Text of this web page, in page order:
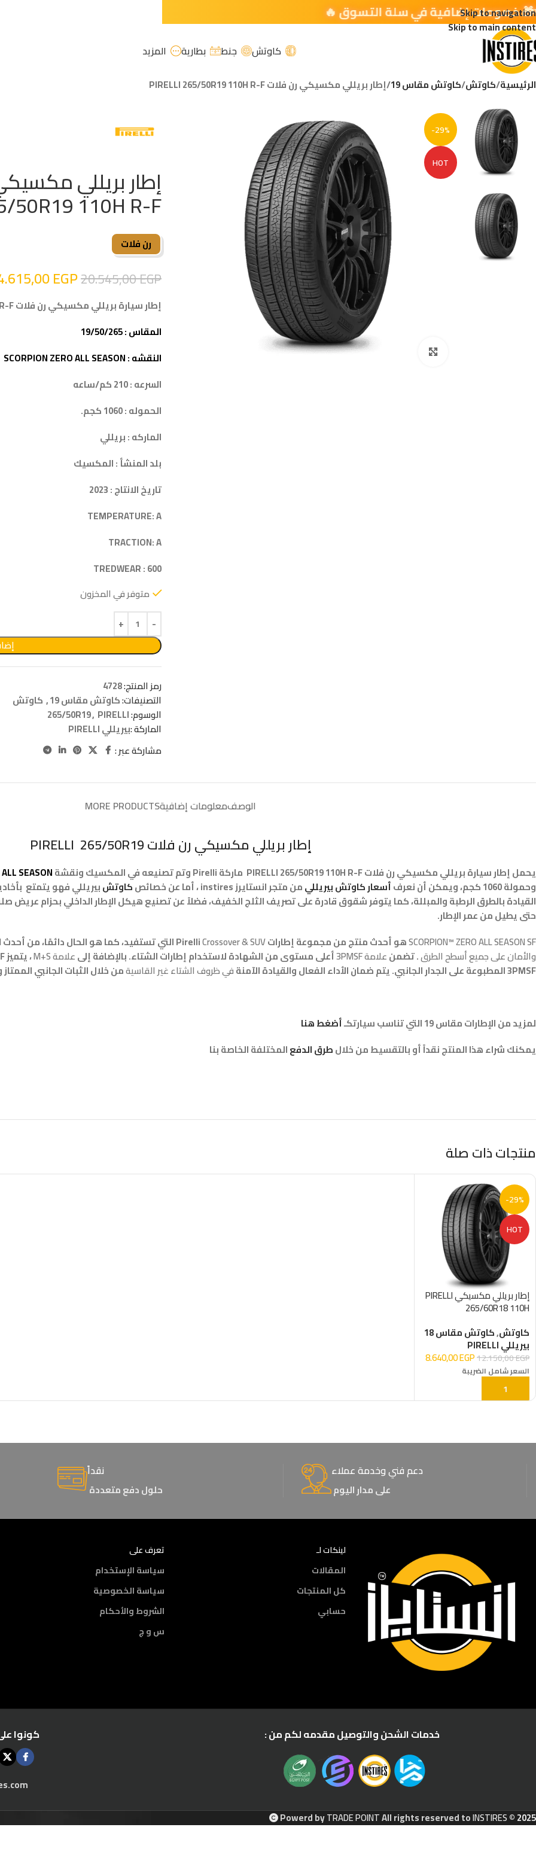
Skip to navigation
Skip to main content
كاوتش جنط بطارية المزيد
الرئيسية كاوتش كاوتش مقاس 19 إطار بريللي مكسيكي رن فلات PIRELLI 265/50R19 110H R-F
-29%
HOT
50R19 110H R-F
رن فلات
20.545,00EGP
EGP
إطار سيارة بريللي مكسيكي رن فلات PIRELLI 265/50R19 110H R-F
المقاس : 19/50/265
النقشه : SCORPION ZERO ALL SEASON
السرعه : 210 كم/ساعه
الحموله : 1060 كجم.
الماركه : بريللي
بلد المنشأ : المكسيك
تاريخ الانتاج : 2023
TEMPERATURE: A
TRACTION: A
TREDWEAR : 600
متوفر في المخزون
رمز المنتج:4728
التصنيفات:كاوتش مقاس 19 , كاوتش
الوسوم:
265/50R19, PIRELLI
الماركة :بيريللي PIRELLI
مشاركة عبر :
الوصفمعلومات إضافيةMORE PRODUCTS
إطار بريللي مكسيكي رن فلات PIRELLI 265/50R19
يحمل إطار سيارة بريللي مكسيكي رن فلات PIRELLI 265/50R19 110H R-F ماركة Pirelli وتم تصنيعه في المكسيك ونقشة SEASON
وحمولة 1060 كجم، ويمكن أن نعرف
أسعار كاوتش بيريلليمن متجر انستايرز instires ، أما عن خصائص كاوتشبيريللي فهو يتمتع
القيادة بالطرق الرطبة والمبللة، كما يتوفر شقوق قادرة على تصريف الثلج الخفيف، فضلاً عن تصنيع هيكل الإطار الداخلي بحزام عريض
حتى يطيل من عمر الإطار.
SCORPION™ ZERO ALL SEASON SFهو أحدث منتج من مجموعة إطارات PirelliCrossover & SUV التي تستفيد، كما هو الحال دائمًا، من
والأمان على جميع أسطح الطرق. تضمنعلامة 3PMSF أعلى مستوى من الشهادة لاستخدام إطارات الشتاء. بالإضافة إلىعلامة M+S
3PMSF المطبوعة على الجدار الجانبي. يتم ضمان الأداء الفعال والقيادة الآمنة
في ظروف الشتاء غير القاسيةمن خلال الثبات الجانبي
لمزيد من الإطارات مقاس 19 التي تناسب سيارتكـ
أضغط هنا
يمكنك شراء هذا المنتج نقداً أو بالتقسيط من خلالطرق الدفعالمختلفة الخاصة بنا
منتجات ذات صلة
-29%
HOT
إطار بريللي مكسيكي PIRELLI
265/60R18 110H
كاوتش,كاوتش مقاس 18
بيريللي PIRELLI
12.150,00EGP
8.640,00EGP
السعر شامل الضريبة
إضافة إلى السلة
دعم فني وخدمة عملاء
على مدار اليوم
نقداً
حلول دفع متعددة
لينكات لـ
المقالات
كل المنتجات
حسابي
تعرف على
سياسة الإستخدام
سياسة الخصوصية
الشروط والأحكام
س و ج
خدمات الشحن والتوصيل مقدمه لكم من : كونوا
Powerd byTRADE POINTAll rights reserved toINSTIRES© 2025